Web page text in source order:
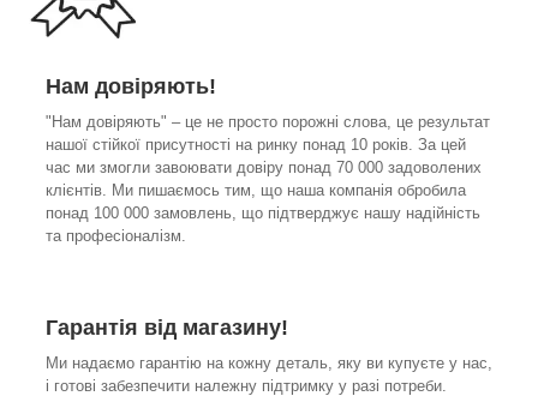
Нам довіряють!
"Нам довіряють" – це не просто порожні слова, це результат
нашої стійкої присутності на ринку понад 10 років. За цей
час ми змогли завоювати довіру понад 70 000 задоволених
клієнтів. Ми пишаємось тим, що наша компанія обробила
понад 100 000 замовлень, що підтверджує нашу надійність
та професіоналізм.
Гарантія від магазину!
Ми надаємо гарантію на кожну деталь, яку ви купуєте у нас,
і готові забезпечити належну підтримку у разі потреби.